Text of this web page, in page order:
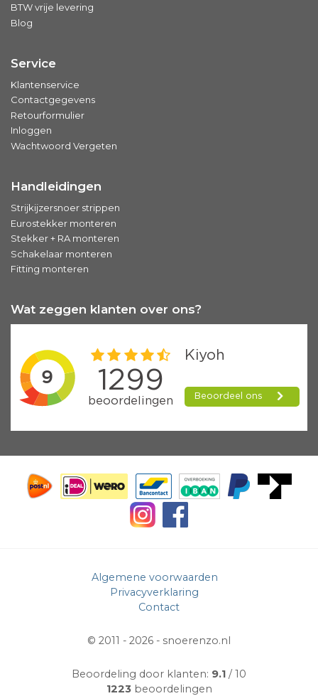
BTW vrije levering
Blog
Service
Klantenservice
Contactgegevens
Retourformulier
Inloggen
Wachtwoord Vergeten
Handleidingen
Strijkijzersnoer strippen
Eurostekker monteren
Stekker + RA monteren
Schakelaar monteren
Fitting monteren
Wat zeggen klanten over ons?
Algemene voorwaarden
Privacyverklaring
Contact
© 2011 - 2026 - snoerenzo.nl
Beoordeling door klanten: 9.1 / 10
1223beoordelingen